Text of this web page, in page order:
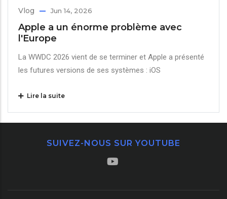
Vlog Jun 14, 2026
Apple a un énorme problème avec
l'Europe
La WWDC 2026 vient de se terminer et Apple a présenté
les futures versions de ses systèmes : iOS
Lire la suite
SUIVEZ-NOUS SUR YOUTUBE